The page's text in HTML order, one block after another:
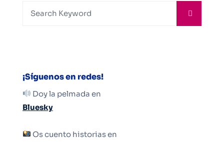
¡Síguenos en redes!
Doy la pelmada en
Bluesky
Os cuento historias en